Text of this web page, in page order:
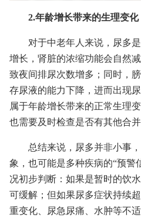
2.年龄增长带来的生理变化
对于中老年人来说，尿多
增长，肾脏的浓缩功能会自然
致夜间排尿次数增多；同时，
存尿液的能力下降，进而出现
属于年龄增长带来的正常生理
也需要及时检查是否有其他合并
总结来说，尿多并非小事
象，也可能是多种疾病的“预警
况初步判断：如果是暂时的饮
可缓解；但如果尿多症状持续
重变化、尿急尿痛、水肿等不